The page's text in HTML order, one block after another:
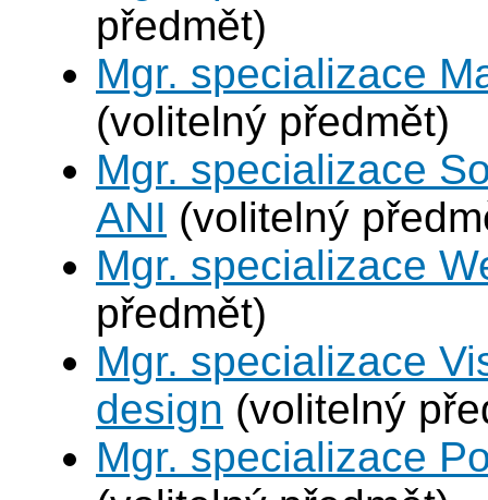
předmět)
Mgr. specializace
(volitelný předmět)
Mgr. specializace
ANI (volitelný
Mgr. specializace
předmět)
Mgr. specializace
design (volitelný
Mgr. specializace